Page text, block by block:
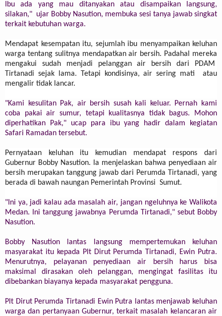
Ibu ada yang mau ditanyakan atau disampaikan langsung,
silakan," ujar Bobby Nasution, membuka sesi tanya jawab singkat
terkait kebutuhan warga.
Mendapat kesempatan itu, sejumlah ibu menyampaikan keluhan
warga tentang sulitnya mendapatkan air bersih. Padahal mereka
mengakui sudah menjadi pelanggan air bersih dari PDAM
Tirtanadi sejak lama. Tetapi kondisinya, air sering mati atau
mengalir tidak lancar.
"Kami kesulitan Pak, air bersih susah kali keluar. Pernah kami
coba pakai air sumur, tetapi kualitasnya tidak bagus. Mohon
diperhatikan Pak," ucap para ibu yang hadir dalam kegiatan
Safari Ramadan tersebut.
Pernyataan keluhan itu kemudian mendapat respons dari
Gubernur Bobby Nasution. Ia menjelaskan bahwa penyediaan air
bersih merupakan tanggung jawab dari Perumda Tirtanadi, yang
berada di bawah naungan Pemerintah Provinsi Sumut.
"Ini ya, jadi kalau ada masalah air, jangan ngeluhnya ke Walikota
Medan. Ini tanggung jawabnya Perumda Tirtanadi," sebut Bobby
Nasution.
Bobby Nasution lantas langsung mempertemukan keluhan
masyarakat itu kepada Plt Dirut Perumda Tirtanadi, Ewin Putra.
Menurutnya, pelayanan penyediaan air bersih harus bisa
maksimal dirasakan oleh pelanggan, mengingat fasilitas itu
dibebankan biayanya kepada masyarakat pengguna.
Plt Dirut Perumda Tirtanadi Ewin Putra lantas menjawab keluhan
warga dan pertanyaan Gubernur, terkait masalah kelancaran air